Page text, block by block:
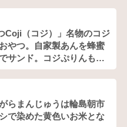
Coji（コジ）」名物のコジ
やつ。自家製あんを蜂蜜
サンド。コジぷりんもオ
らまんじゅうは輪島朝市
で染めた黄色いお米とな